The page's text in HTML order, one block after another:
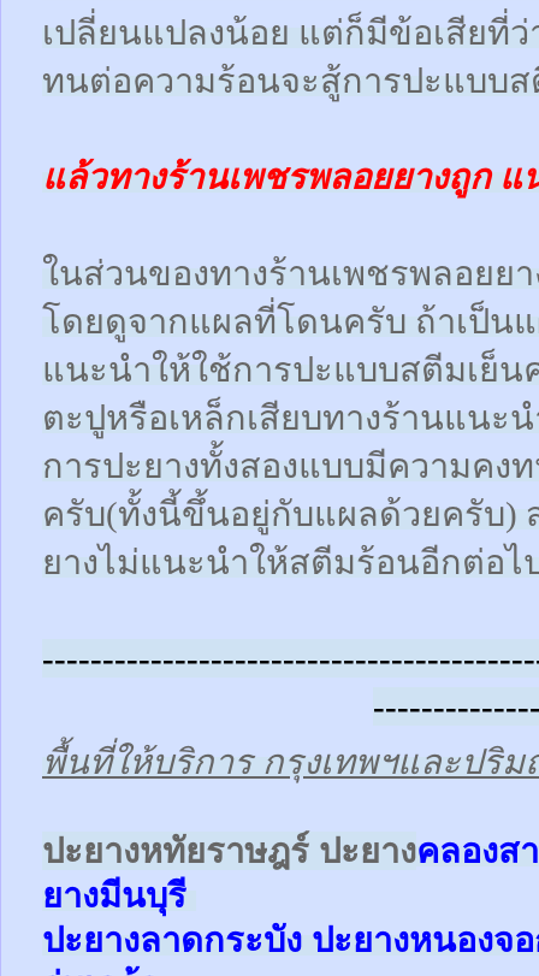
เปลี่ยนแปลงน้อย แต่ก็มีข้อเสียที่
ทนต่อความร้อนจะสู้การปะแบบ
แล้วทางร้านเพชรพลอยยางถูก
ในส่วนของทางร้านเพชรพลอยย
โดยดูจากแผลที่โดนครับ ถ้าเป็น
แนะนำให้ใช้การปะแบบสตีมเย็
ตะปูหรือเหล็กเสียบทางร้านแนะ
การปะยางทั้งสองแบบมีความคง
ครับ(ทั้งนี้ขึ้นอยู่กับแผลด้วยครับ)
ยางไม่แนะนำให้สตีมร้อนอีกต่อไ
พื้นที่ให้บริการ กรุงเทพฯและปริ
ปะยางหทัยราษฎร์ ปะยางคลองส
ยางมีนบุรี
ปะยางลาดกระบัง ปะยางหนองจ